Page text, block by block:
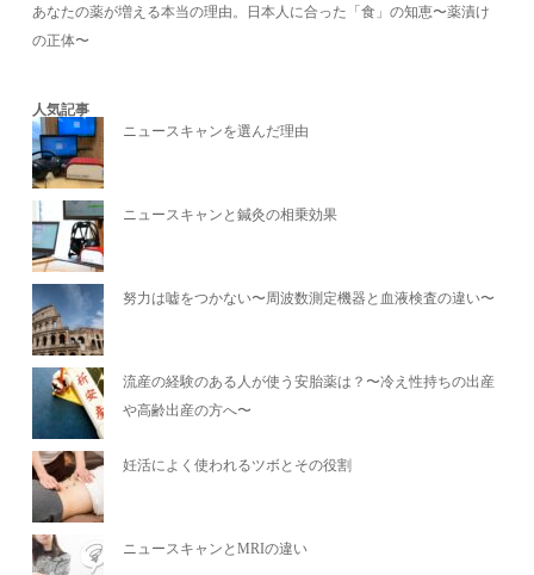
あなたの薬が増える本当の理由。日本人に合った「食」の知恵〜薬漬け
の正体〜
人気記事
ニュースキャンを選んだ理由
ニュースキャンと鍼灸の相乗効果
努力は嘘をつかない〜周波数測定機器と血液検査の違い〜
流産の経験のある人が使う安胎薬は？〜冷え性持ちの出産
や高齢出産の方へ〜
妊活によく使われるツボとその役割
ニュースキャンとMRIの違い